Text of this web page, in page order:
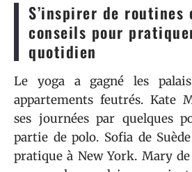
S’inspirer de routines
conseils pour
quotidien
Le yoga a gagné les
appartements feutrés. Kate
ses journées par quelques
partie de polo. Sofia de
pratique à New York. Mary